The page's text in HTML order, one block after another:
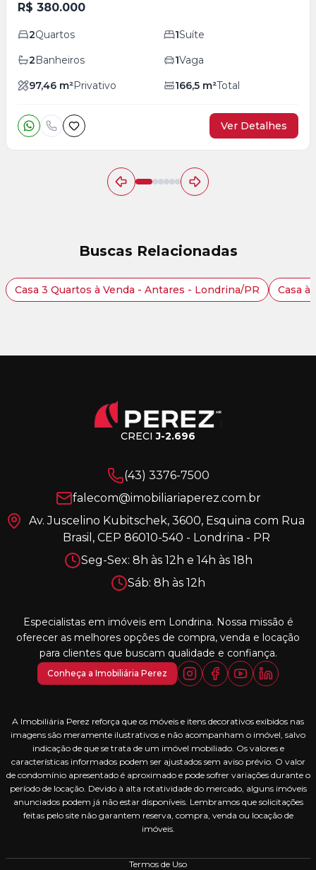
R$ 380.000
2Quartos 1Suíte
2Banheiros 1Vaga
97,46 m²Privativo 166,5 m²Total
Ver Detalhes
Buscas Relacionadas
Casa 3 Quartos à Venda - Antares - Londrina/PR Casa
CRECIJ-2.696
(43) 3376-7500
falecom@imobiliariaperez.com.br
Av. Juscelino Kubitschek, 3600, Esquina com Rua
Brasil, CEP 86010-540 - Londrina - PR
Seg-Sex: 8h às 12h e 14h às 18h
Sáb: 8h às 12h
Especialistas em imóveis em Londrina. Nossa missão é
oferecer as melhores opções de compra, venda e locação
para clientes que buscam qualidade e confiança.
Conheça a Imobiliária Perez
A Imobiliária Perez reforça que os móveis e itens decorativos exibidos nas
imagens são meramente ilustrativos e não acompanham o imóvel, salvo
indicação de que se trata de um imóvel mobiliado. Os valores e
características informados podem ser ajustados sem aviso prévio. O valor
de condomínio apresentado é aproximado e pode sofrer variações durante o
período de locação. Devido à alta rotatividade do mercado, alguns imóveis
anunciados podem já não estar disponíveis. Lembramos que solicitações
feitas pelo site não garantem reserva, compra, venda ou locação de
imóveis.
Termos de Uso